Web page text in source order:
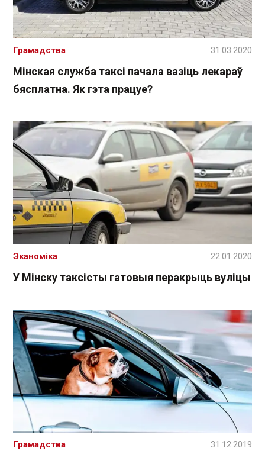
Мінская служба таксі пачала вазіць лекараў
бясплатна. Як гэта працуе?
Грамадства 31.03.2020
У Мінску таксісты гатовыя перакрыць вуліцы
Эканоміка 22.01.2020
Грамадства 31.12.2019